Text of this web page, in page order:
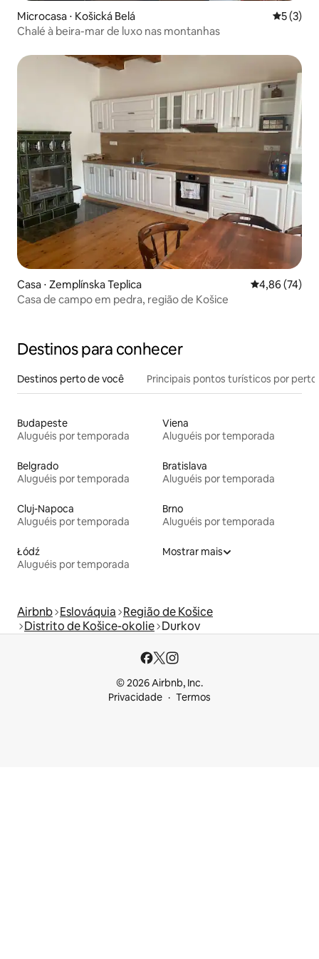
Microcasa ⋅ Košická Belá 5 de
5 (3)
Chalé à beira-mar de luxo nas montanhas
Casa ⋅ Zemplínska Teplica 4,86 de uma
4,86 (74)
Casa de campo em pedra, região de Košice
Destinos para conhecer
Destinos perto de você Principais pontos turísticos por perto
Budapeste
Aluguéis por temporada
Viena
Aluguéis por temporada
Belgrado
Aluguéis por temporada
Bratislava
Aluguéis por temporada
Cluj-Napoca
Aluguéis por temporada
Brno
Aluguéis por temporada
Łódź
Aluguéis por temporada
Mostrar mais
Airbnb Eslováquia Região de Košice
Distrito de Košice-okolie Durkov
© 2026 Airbnb, Inc.
Privacidade
Termos